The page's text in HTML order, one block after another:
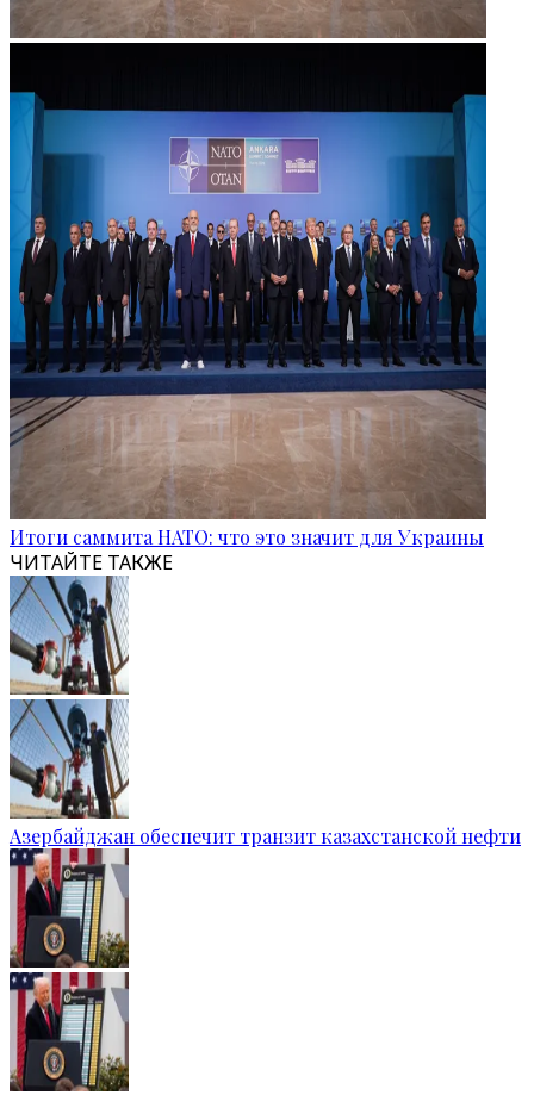
Итоги саммита НАТО: что это значит для Украины
ЧИТАЙТЕ ТАКЖЕ
Азербайджан обеспечит транзит казахстанской нефти